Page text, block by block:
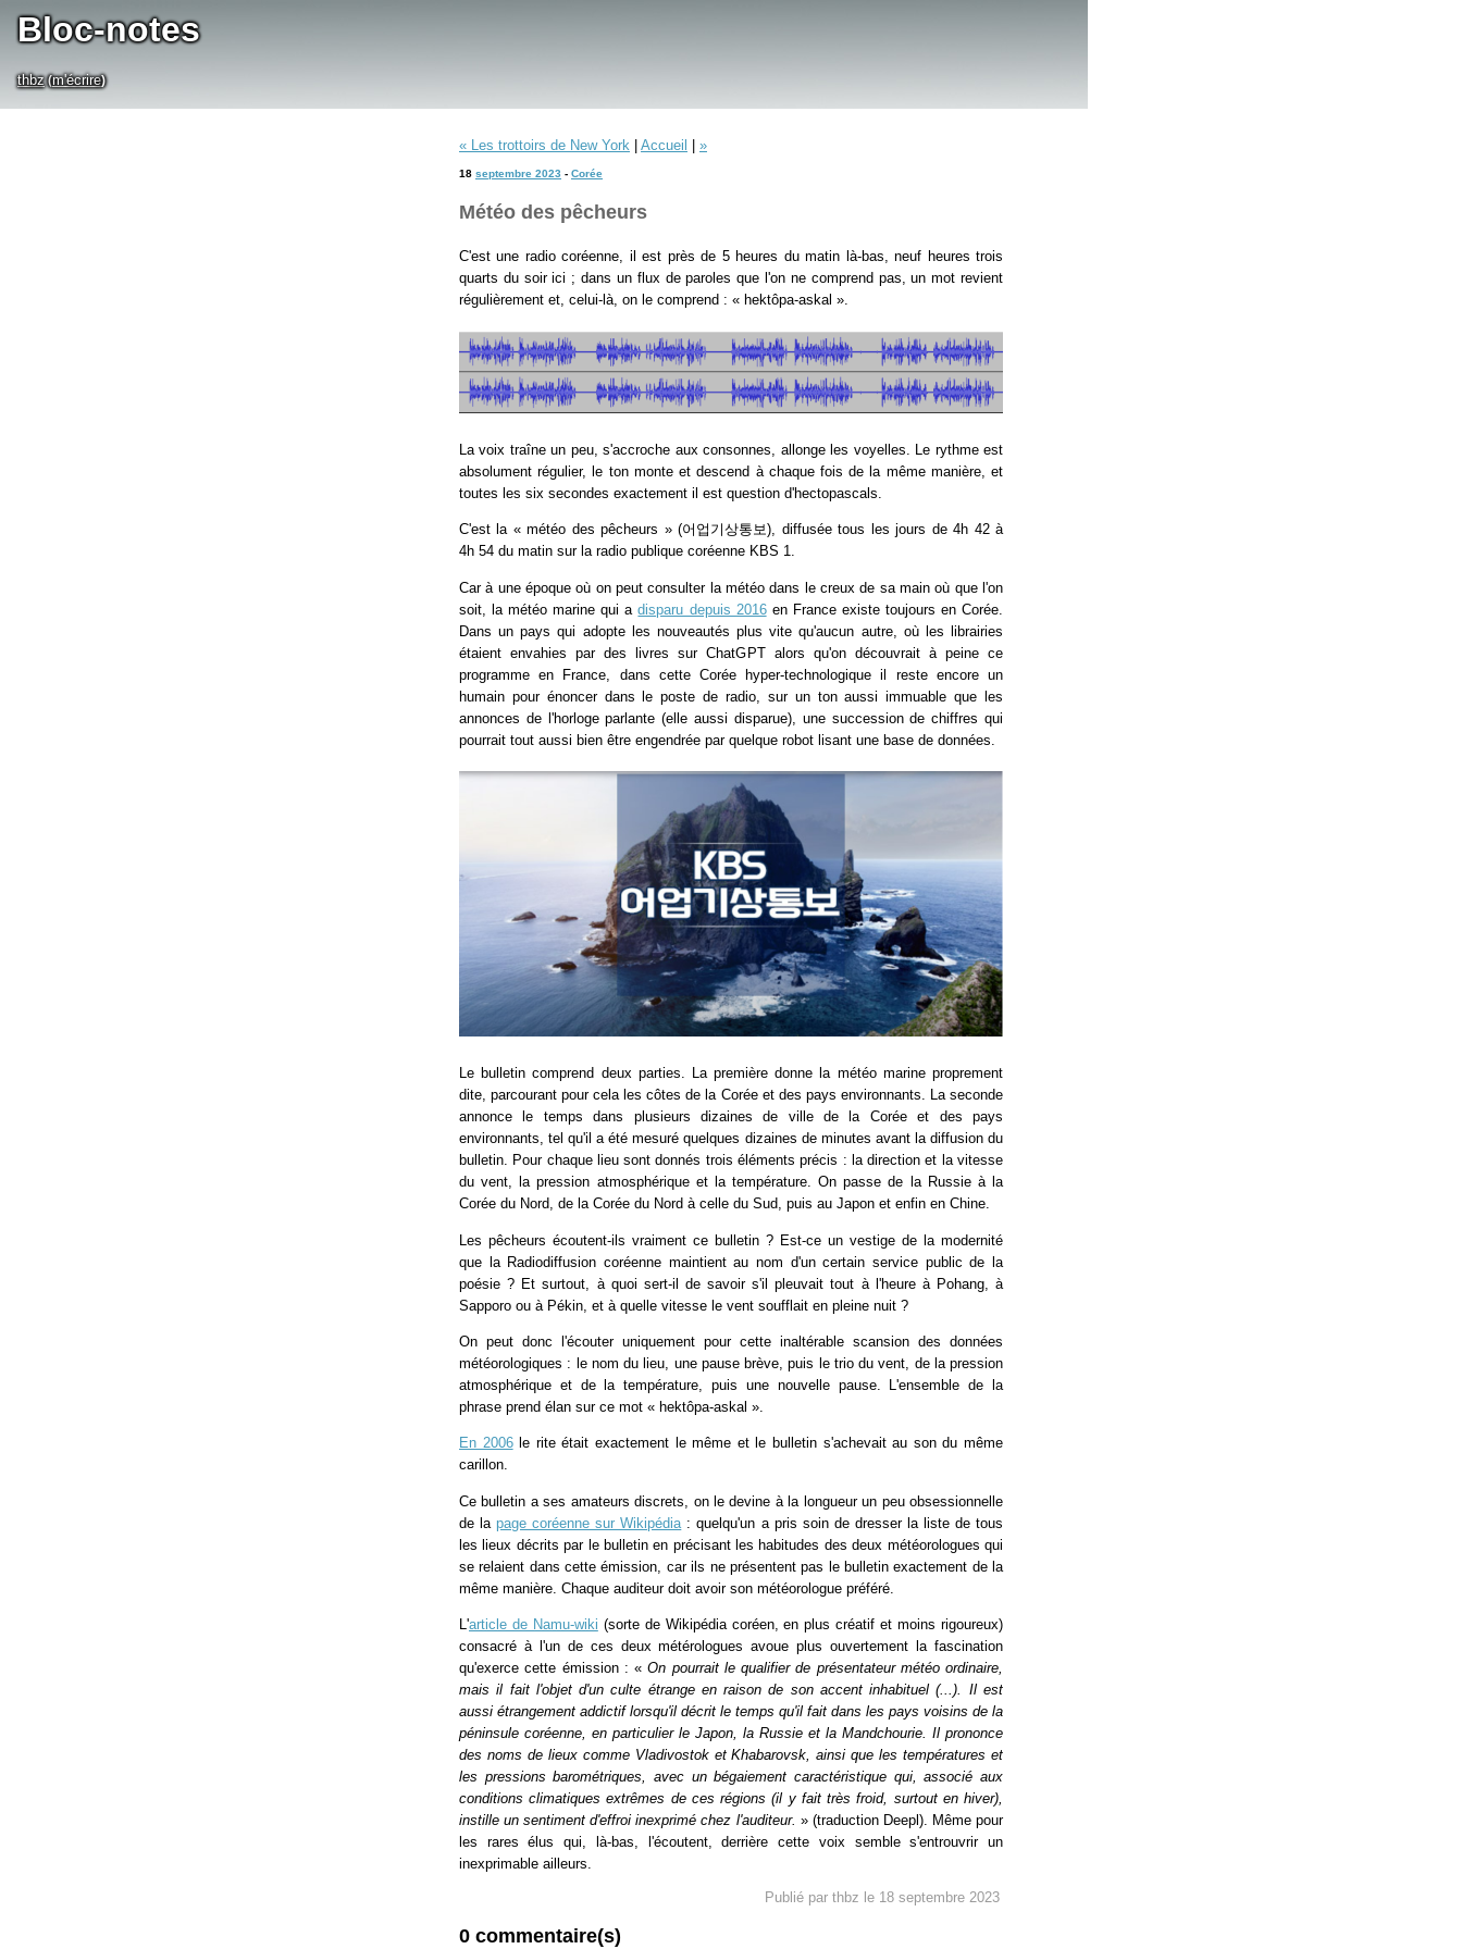
Bloc-notes
thbz(m'écrire)
« Les trottoirs de New York Accueil »
18 septembre 2023 - Corée
Météo des pêcheurs
C'est une radio coréenne, il est près de 5 heures du matin là-bas, neuf heures trois
quarts du soir ici ; dans un flux de paroles que l'on ne comprend pas, un mot revient
régulièrement et, celui-là, on le comprend : « hektôpa-askal ».
La voix traîne un peu, s'accroche aux consonnes, allonge les voyelles. Le rythme est
absolument régulier, le ton monte et descend à chaque fois de la même manière, et
toutes les six secondes exactement il est question d'hectopascals.
C'est la « météo des pêcheurs » (어업기상통보), diffusée tous les jours de 4h 42 à
4h 54 du matin sur la radio publique coréenne KBS 1.
Car à une époque où on peut consulter la météo dans le creux de sa main où que l'on
soit, la météo marine qui adisparu depuis 2016en France existe toujours en Corée.
Dans un pays qui adopte les nouveautés plus vite qu'aucun autre, où les librairies
étaient envahies par des livres sur ChatGPT alors qu'on découvrait à peine ce
programme en France, dans cette Corée hyper-technologique il reste encore un
humain pour énoncer dans le poste de radio, sur un ton aussi immuable que les
annonces de l'horloge parlante (elle aussi disparue), une succession de chiffres qui
pourrait tout aussi bien être engendrée par quelque robot lisant une base de données.
Le bulletin comprend deux parties. La première donne la météo marine proprement
dite, parcourant pour cela les côtes de la Corée et des pays environnants. La seconde
annonce le temps dans plusieurs dizaines de ville de la Corée et des pays
environnants, tel qu'il a été mesuré quelques dizaines de minutes avant la diffusion du
bulletin. Pour chaque lieu sont donnés trois éléments précis : la direction et la vitesse
du vent, la pression atmosphérique et la température. On passe de la Russie à la
Corée du Nord, de la Corée du Nord à celle du Sud, puis au Japon et enfin en Chine.
Les pêcheurs écoutent-ils vraiment ce bulletin ? Est-ce un vestige de la modernité
que la Radiodiffusion coréenne maintient au nom d'un certain service public de la
poésie ? Et surtout, à quoi sert-il de savoir s'il pleuvait tout à l'heure à Pohang, à
Sapporo ou à Pékin, et à quelle vitesse le vent soufflait en pleine nuit ?
On peut donc l'écouter uniquement pour cette inaltérable scansion des données
météorologiques : le nom du lieu, une pause brève, puis le trio du vent, de la pression
atmosphérique et de la température, puis une nouvelle pause. L'ensemble de la
phrase prend élan sur ce mot « hektôpa-askal ».
En 2006le rite était exactement le même et le bulletin s'achevait au son du même
carillon.
Ce bulletin a ses amateurs discrets, on le devine à la longueur un peu obsessionnelle
de lapage coréenne sur Wikipédia : quelqu'un a pris soin de dresser la liste de tous
les lieux décrits par le bulletin en précisant les habitudes des deux météorologues qui
se relaient dans cette émission, car ils ne présentent pas le bulletin exactement de la
même manière. Chaque auditeur doit avoir son météorologue préféré.
L'article de Namu-wiki (sorte de Wikipédia coréen, en plus créatif et moins rigoureux)
consacré à l'un de ces deux métérologues avoue plus ouvertement la fascination
qu'exerce cette émission : «On pourrait le qualifier de présentateur météo ordinaire,
mais il fait l'objet d'un culte étrange en raison de son accent inhabituel (...). Il est
aussi étrangement addictif lorsqu'il décrit le temps qu'il fait dans les pays voisins de la
péninsule coréenne, en particulier le Japon, la Russie et la Mandchourie. Il prononce
des noms de lieux comme Vladivostok et Khabarovsk, ainsi que les températures et
les pressions barométriques, avec un bégaiement caractéristique qui, associé aux
conditions climatiques extrêmes de ces régions (il y fait très froid, surtout en hiver),
instille un sentiment d'effroi inexprimé chez l'auditeur. » (traduction Deepl). Même pour
les rares élus qui, là-bas, l'écoutent, derrière cette voix semble s'entrouvrir un
inexprimable ailleurs.
Publié par thbz le 18 septembre 2023
0 commentaire(s)